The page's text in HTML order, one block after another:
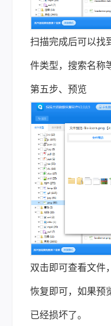
扫描完成后可以找
件类型，搜索名称
第五步、预览
双击即可查看文件
恢复即可，如果预
已经损坏了。